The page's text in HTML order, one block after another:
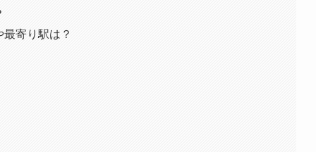
寄り駅は？